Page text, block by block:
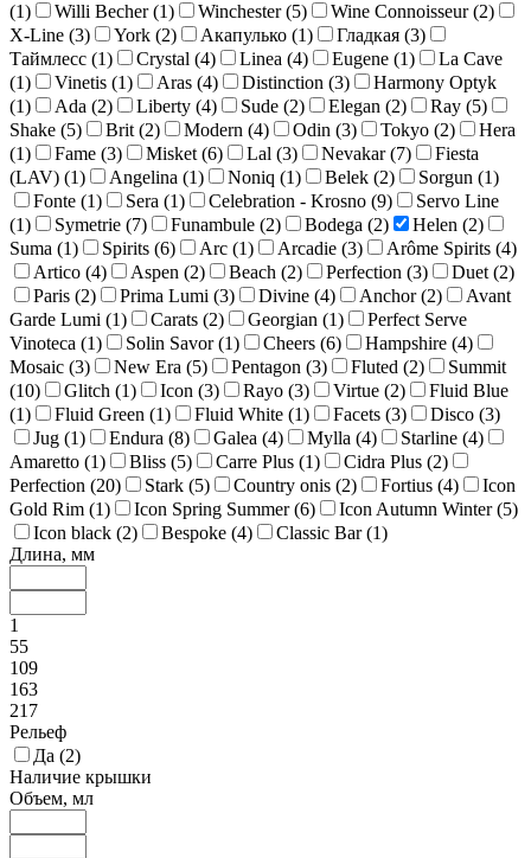
(1) Willi Becher (1) Winchester (5) Wine Connoisseur (2)
X-Line (3) York (2) Акапулько (1) Гладкая (3)
Таймлесс (1) Crystal (4) Linea (4) Eugene (1)
La Cave
(1) Vinetis (1) Aras (4) Distinction (3)
Harmony Optyk
(1) Ada (2) Liberty (4) Sude (2) Elegan (2) Ray (5)
Shake (5) Brit (2) Modern (4) Odin (3) Tokyo (2)
Hera
(1) Fame (3) Misket (6) Lal (3) Nevakar (7)
Fiesta
(LAV) (1) Angelina (1) Noniq (1) Belek (2) Sorgun (1)
Fonte (1) Sera (1) Celebration - Krosno (9)
Servo Line
(1) Symetrie (7) Funambule (2) Bodega (2) Helen (2)
Suma (1) Spirits (6) Arc (1) Arcadie (3) Arôme Spirits (4)
Artico (4) Aspen (2) Beach (2) Perfection (3) Duet (2)
Paris (2) Prima Lumi (3) Divine (4) Anchor (2)
Avant
Garde Lumi (1) Carats (2) Georgian (1)
Perfect Serve
Vinoteca (1) Solin Savor (1) Cheers (6) Hampshire (4)
Mosaic (3) New Era (5) Pentagon (3) Fluted (2)
Summit
(10) Glitch (1) Icon (3) Rayo (3) Virtue (2)
Fluid Blue
(1) Fluid Green (1) Fluid White (1) Facets (3) Disco (3)
Jug (1) Endura (8) Galea (4) Mylla (4) Starline (4)
Amaretto (1) Bliss (5) Carre Plus (1) Cidra Plus (2)
Perfection (20) Stark (5) Country onis (2) Fortius (4)
Icon
Gold Rim (1) Icon Spring Summer (6) Icon Autumn Winter (5)
Icon black (2) Bespoke (4) Classic Bar (1)
Длина, мм
1
55
109
163
217
Рельеф
Да (2)
Наличие крышки
Объем, мл